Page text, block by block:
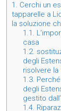
1. Cerchi un
tapparelle a
la soluzione
1.1.
casa
1.2.
degli
risolvere la
1.3.
degli
gestito
1.4.